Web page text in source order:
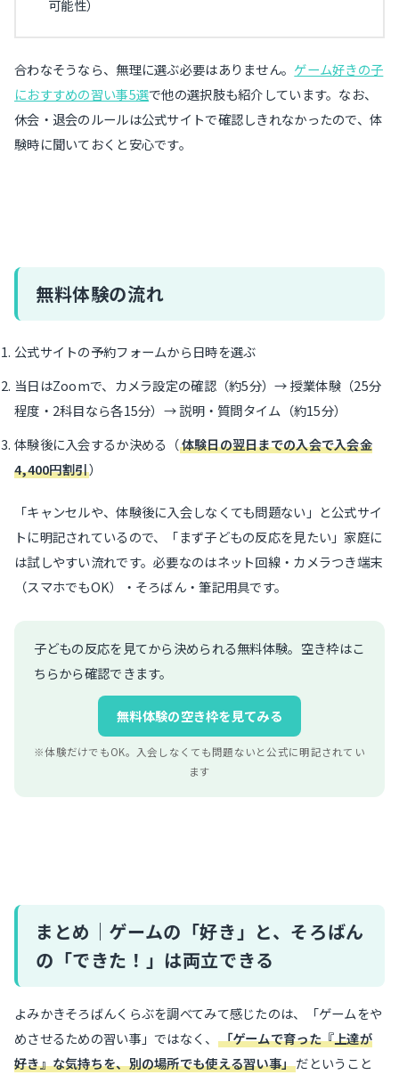
可能性）
合わなそうなら、無理に選ぶ必要はありません。 ゲーム好きの子
におすすめの習い事5選で他の選択肢も紹介しています。なお、
休会・退会のルールは公式サイトで確認しきれなかったので、体
験時に聞いておくと安心です。
無料体験の流れ
公式サイトの予約フォームから日時を選ぶ
当日はZoomで、カメラ設定の確認（約5分）→ 授業体験（25分
程度・2科目なら各15分）→ 説明・質問タイム（約15分）
体験後に入会するか決める（体験日の翌日までの入会で入会金
4,400円割引）
「キャンセルや、体験後に入会しなくても問題ない」と公式サイ
トに明記されているので、「まず子どもの反応を見たい」家庭に
は試しやすい流れです。必要なのはネット回線・カメラつき端末
（スマホでもOK）・そろばん・筆記用具です。
子どもの反応を見てから決められる無料体験。空き枠はこ
ちらから確認できます。
無料体験の空き枠を見てみる
※体験だけでもOK。入会しなくても問題ないと公式に明記されてい
ます
まとめ｜ゲームの「好き」と、そろばん
の「できた！」は両立できる
よみかきそろばんくらぶを調べてみて感じたのは、「ゲームをや
めさせるための習い事」ではなく、 「ゲームで育った『上達が
好き』な気持ちを、別の場所でも使える習い事」だということ